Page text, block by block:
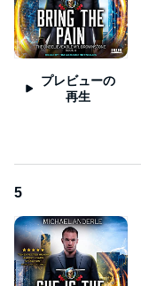
プレビューの
再生
5